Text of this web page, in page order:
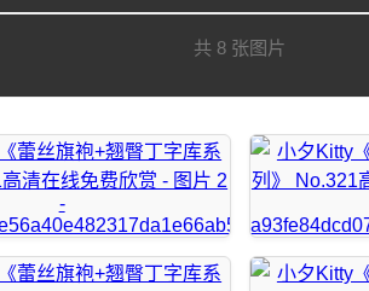
共 8 张图片